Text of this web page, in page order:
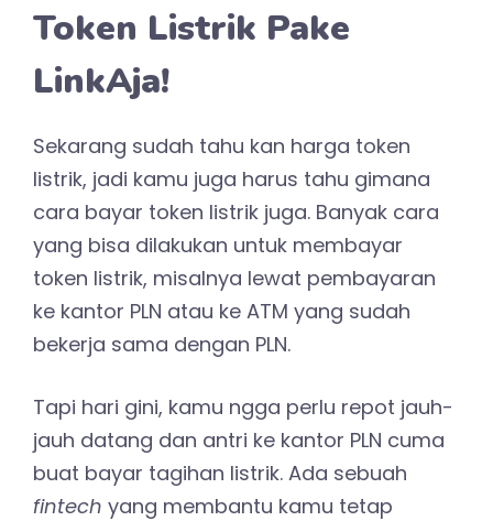
Token Listrik Pake
LinkAja!
Sekarang sudah tahu kan harga token
listrik, jadi kamu juga harus tahu gimana
cara bayar token listrik juga. Banyak cara
yang bisa dilakukan untuk membayar
token listrik, misalnya lewat pembayaran
ke kantor PLN atau ke ATM yang sudah
bekerja sama dengan PLN.
Tapi hari gini, kamu ngga perlu repot jauh-
jauh datang dan antri ke kantor PLN cuma
buat bayar tagihan listrik. Ada sebuah
fintech yang membantu kamu tetap